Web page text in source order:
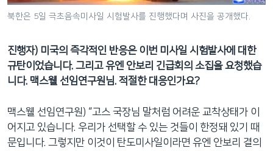
북한은 5일 극초음속미사일 시험발사를 진행했다며 사진을 공개했다.
진행자) 미국의 즉각적인 반응은 이번 미사일 시험발사에 대한
규탄이었습니다. 그리고 유엔 안보리 긴급회의 소집을 요청했습
니다. 맥스웰 선임연구원님. 적절한 대응인가요?
맥스웰 선임연구원) “고스 국장님 말처럼 어려운 교착상태가 이
어지고 있습니다. 우리가 선택할 수 있는 것들이 한정돼 있기 때
문입니다. 그렇지만 이것이 탄도미사일이라면 유엔 안보리 결의